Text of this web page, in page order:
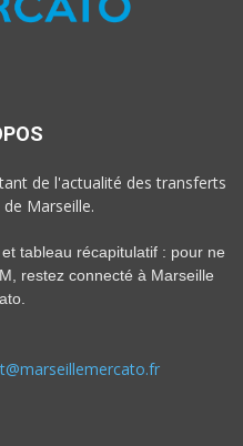
de l'actualité des transferts
Marseille.
tableau récapitulatif : pour ne
restez connecté à Marseille